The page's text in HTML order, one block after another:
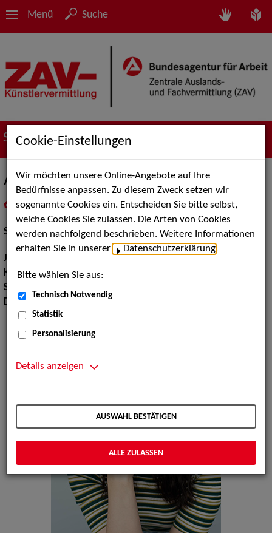
Menü Suche
Suche nach Künstler*innen
Anita Somogyi
als PDF speichern
inMeine Merklistelegen
Schauspiel:Bühne
Jahrgang:
Körpergröße:169 cm
Sprachen:
Dialekte:
Österreichisch, Wienerisch
Cookie-Einstellungen
Wir möchten unsere Online-Angebote auf Ihre
Bedürfnisse anpassen. Zu diesem Zweck setzen wir
sogenannte Cookies ein. Entscheiden Sie bitte selbst,
welche Cookies Sie zulassen. Die Arten von Cookies
werden nachfolgend beschrieben. Weitere Informationen
erhalten Sie in unserer
Datenschutzerklärung
Bitte wählen Sie aus:
Technisch Notwendig
Statistik
Personalisierung
Details anzeigen
AUSWAHL BESTÄTIGEN
ALLE ZULASSEN